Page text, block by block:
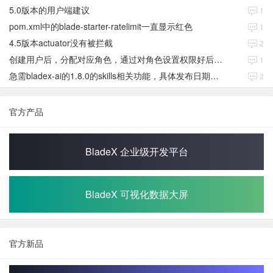
5.0版本的用户端建议 1
pom.xml中的blade-starter-ratelimit一直显示红色 1
4.5版本actuator没有被拦截 2
创建用户后，分配对应角色，通过对角色设置权限好后，登录当前用户后。查看不到当前已分配对应角色权限数据 1
急需bladex-ai的1.8.0的skills相关功能，具体发布日期是多少号 2
官方产品
BladeX 企业级开发平台
BladeX 可视化数据大屏
官方新品